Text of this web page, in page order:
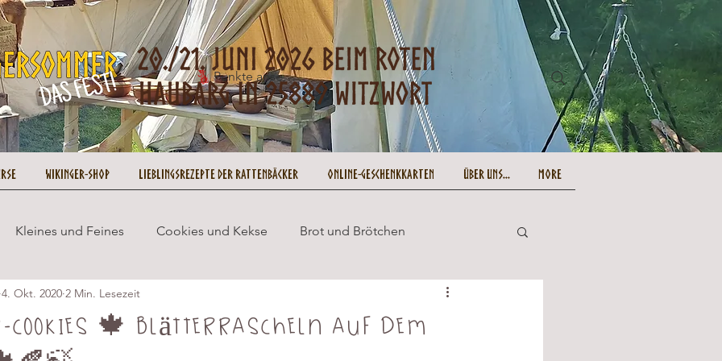
Punkte ansehen
Kleines und Feines Cookies und Kekse Brot und Brötchen
Wikingersommer
🍁 Blätterrascheln auf dem
4. Okt. 2020 2 Min. Lesezeit
Wikinger-Shop Lieblingsrezepte der Rattenbäcker Online-Geschenkkarten Über uns... More